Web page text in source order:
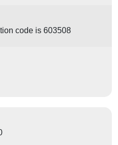
code is 603508